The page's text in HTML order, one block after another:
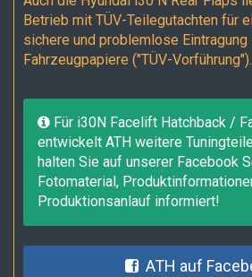
Betrieb mit TÜV-Teilegutachten für
sichere und problemlose Eintragung
Fahrzeugpapiere ("TÜV-Vorführung").
Für i30N Facelift Hatchback /
entwickelt ATH weitere
halten Sie auf unserer Facebook
Fotomaterial,
Produktionsanlauf informiert!
ATH auf